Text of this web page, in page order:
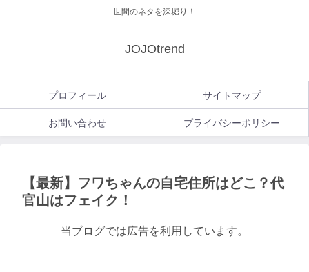
世間のネタを深堀り！
JOJOtrend
プロフィール サイトマップ
お問い合わせ プライバシーポリシー
【最新】フワちゃんの自宅住所はどこ？代
官山はフェイク！
当ブログでは広告を利用しています。